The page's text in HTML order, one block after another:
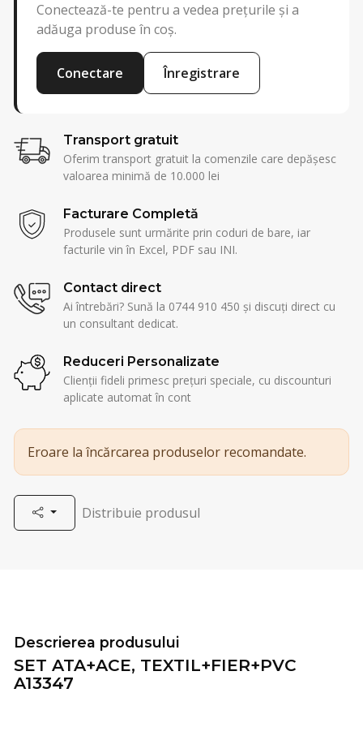
Conectează-te pentru a vedea prețurile și a
adăuga produse în coș.
Conectare Înregistrare
Transport gratuit
Oferim transport gratuit la comenzile care depășesc
valoarea minimă de 10.000 lei
Facturare Completă
Produsele sunt urmărite prin coduri de bare, iar
facturile vin în Excel, PDF sau INI.
Contact direct
Ai întrebări? Sună la 0744 910 450 și discuți direct cu
un consultant dedicat.
Reduceri Personalizate
Clienții fideli primesc prețuri speciale, cu discounturi
aplicate automat în cont
Eroare la încărcarea produselor recomandate.
Distribuie produsul
Descrierea produsului
SET ATA+ACE, TEXTIL+FIER+PVC
A13347